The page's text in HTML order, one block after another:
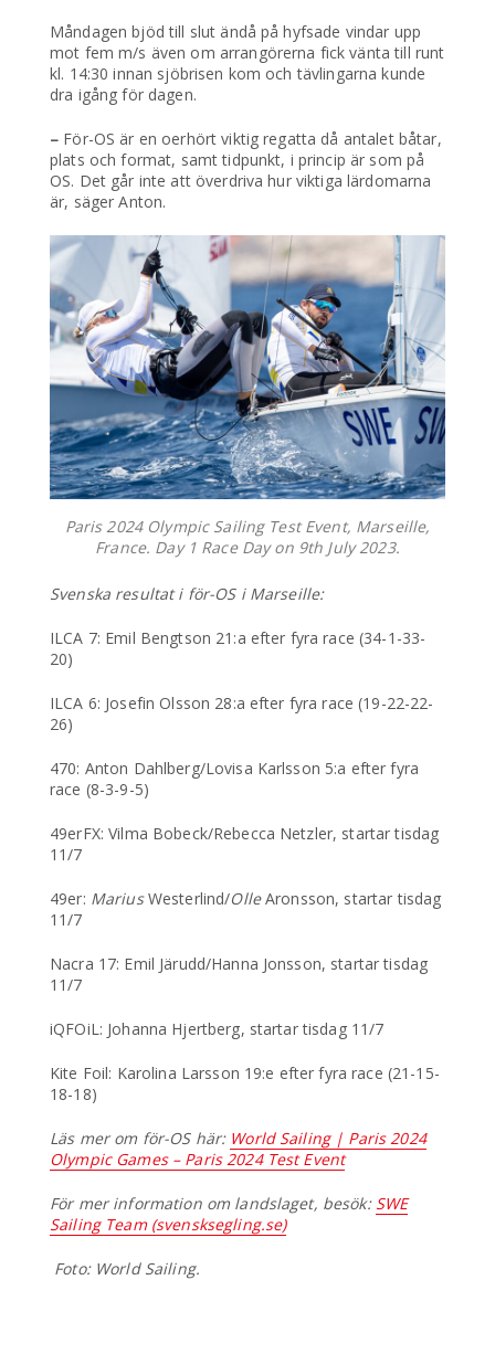
Måndagen bjöd till slut ändå på hyfsade vindar upp
mot fem m/s även om arrangörerna fick vänta till runt
kl. 14:30 innan sjöbrisen kom och tävlingarna kunde
dra igång för dagen.
– För-OS är en oerhört viktig regatta då antalet båtar,
plats och format, samt tidpunkt, i princip är som på
OS. Det går inte att överdriva hur viktiga lärdomarna
är, säger Anton.
Paris 2024 Olympic Sailing Test Event, Marseille,
France. Day 1 Race Day on 9th July 2023.
Svenska resultat i för-OS i Marseille:
ILCA 7: Emil Bengtson 21:a efter fyra race (34-1-33-
20)
ILCA 6: Josefin Olsson 28:a efter fyra race (19-22-22-
26)
470: Anton Dahlberg/Lovisa Karlsson 5:a efter fyra
race (8-3-9-5)
49erFX: Vilma Bobeck/Rebecca Netzler, startar tisdag
11/7
49er: MariusWesterlind/OlleAronsson, startar tisdag
11/7
Nacra 17: Emil Järudd/Hanna Jonsson, startar tisdag
11/7
iQFOiL: Johanna Hjertberg, startar tisdag 11/7
Kite Foil: Karolina Larsson 19:e efter fyra race (21-15-
18-18)
Läs mer om för-OS här: World Sailing | Paris 2024
Olympic Games – Paris 2024 Test Event
För mer information om landslaget, besök: SWE
Sailing Team (svensksegling.se)
Foto: World Sailing.